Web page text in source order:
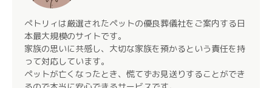
ぺトリィは厳選されたペットの優良葬儀社をご案内する日
本最大規模のサイトです。
家族の思いに共感し、大切な家族を預かるという責任を持
って対応しています。
ペットが亡くなったとき、慌てずお見送りすることができ